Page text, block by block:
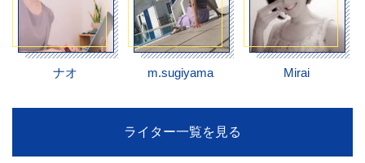
ナオ m.sugiyama Mirai
ライター一覧を見る